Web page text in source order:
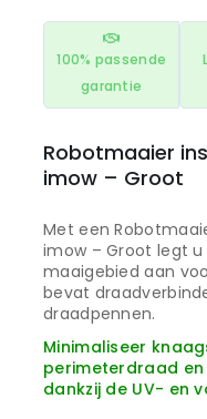
100% passende
garantie
Robotmaaier
imow – Groot
Met een
imow – Groot legt
maaigebied aan
bevat
draadpennen.
Minimaliseer
perimeterdraad
dankzij de UV- en